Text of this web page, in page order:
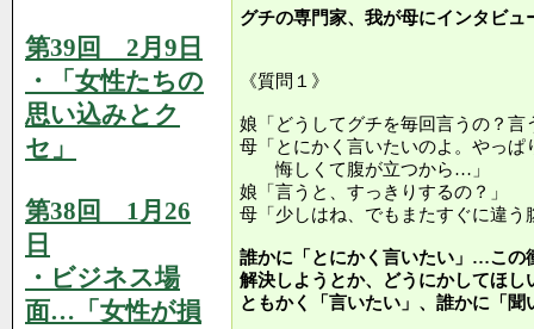
第39回 2月9日
・「女性たちの
思い込みとク
セ」
第38回 1月26
日
・ビジネス場
面…「女性が損
グチの専門家、我が母にインタビ
《質問１》
娘「どうしてグチを毎回言うの？
母「とにかく言いたいのよ。やっぱ
悔しくて腹が立つから…」
娘「言うと、すっきりするの？」
母「少しはね、でもまたすぐに違
誰かに「とにかく言いたい」…この
解決しようとか、どうにかしてほし
ともかく「言いたい」、誰かに「聞